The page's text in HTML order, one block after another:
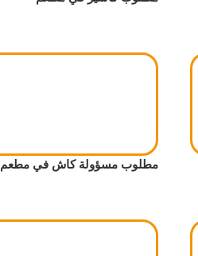
مطلوب مسؤولة كاش في مطعم